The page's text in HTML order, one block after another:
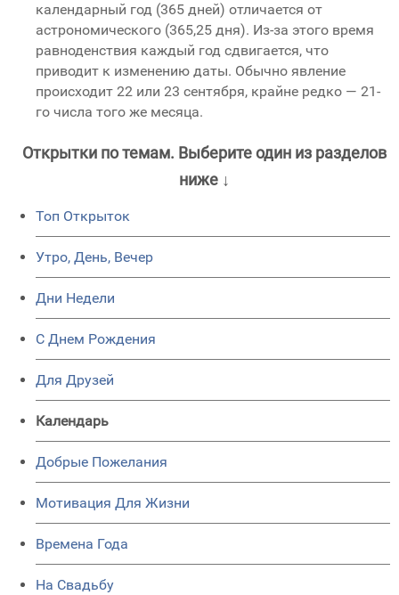
календарный год (365 дней) отличается от
астрономического (365,25 дня). Из-за этого время
равноденствия каждый год сдвигается, что
приводит к изменению даты. Обычно явление
происходит 22 или 23 сентября, крайне редко — 21-
го числа того же месяца.
Открытки по темам. Выберите один из разделов
ниже ↓
Топ Открыток
Утро, День, Вечер
Дни Недели
C Днем Рождения
Для Друзей
Календарь
Добрые Пожелания
Мотивация Для Жизни
Времена Года
На Свадьбу